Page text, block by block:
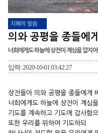
지혜의 말씀
의와 공평을 종들에
너희에게도 하늘에 상전이 계심을 알지
입력: 2020-10-01 03:42:27
상전들아 의와 공평을 종들에게
너희에게도 하늘에 상전이 계심
기도를 계속하고 기도에 감사함
또한 우리를 위하여 기도하되